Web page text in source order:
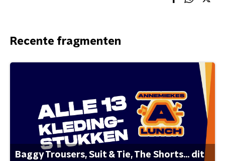
Recente fragmenten
Baggy Trousers, Suit & Tie, The Shorts... dit